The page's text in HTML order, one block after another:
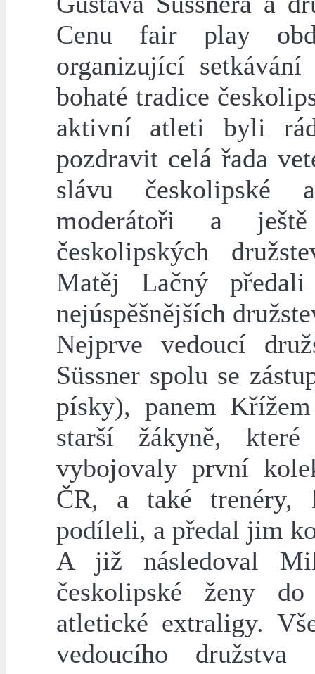
Cenu fair play
organizující
bohaté tradice
aktivní atleti byli
pozdravit celá řada
slávu českolipské
moderátoři a
českolipských
Matěj Lačný
nejúspěšnějších
Nejprve vedoucí
Süssner spolu se
písky), panem
starší žákyně,
vybojovaly první
ČR, a také trenéry,
podíleli, a předal jim
A již následoval
českolipské ženy
atletické extraligy.
vedoucího